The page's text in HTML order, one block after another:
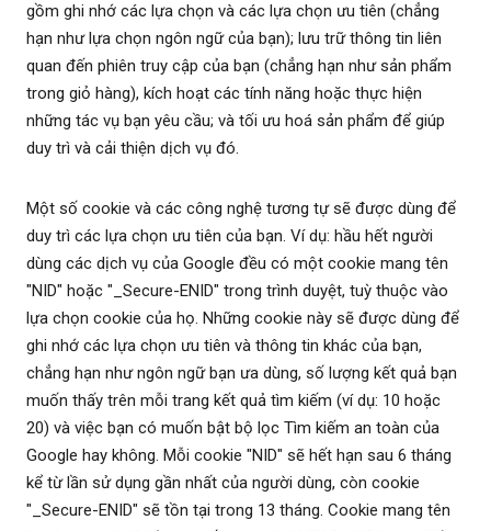
gồm ghi nhớ các lựa chọn và các lựa chọn ưu tiên (chẳng
hạn như lựa chọn ngôn ngữ của bạn); lưu trữ thông tin liên
quan đến phiên truy cập của bạn (chẳng hạn như sản phẩm
trong giỏ hàng), kích hoạt các tính năng hoặc thực hiện
những tác vụ bạn yêu cầu; và tối ưu hoá sản phẩm để giúp
duy trì và cải thiện dịch vụ đó.
Một số cookie và các công nghệ tương tự sẽ được dùng để
duy trì các lựa chọn ưu tiên của bạn. Ví dụ: hầu hết người
dùng các dịch vụ của Google đều có một cookie mang tên
"NID" hoặc "_Secure-ENID" trong trình duyệt, tuỳ thuộc vào
lựa chọn cookie của họ. Những cookie này sẽ được dùng để
ghi nhớ các lựa chọn ưu tiên và thông tin khác của bạn,
chẳng hạn như ngôn ngữ bạn ưa dùng, số lượng kết quả bạn
muốn thấy trên mỗi trang kết quả tìm kiếm (ví dụ: 10 hoặc
20) và việc bạn có muốn bật bộ lọc Tìm kiếm an toàn của
Google hay không. Mỗi cookie "NID" sẽ hết hạn sau 6 tháng
kể từ lần sử dụng gần nhất của người dùng, còn cookie
"_Secure-ENID" sẽ tồn tại trong 13 tháng. Cookie mang tên